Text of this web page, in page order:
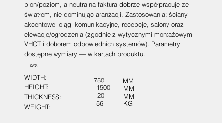
pion/poziom, a neutralna faktura dobrze współpracuje ze
światłem, nie dominując aranżacji. Zastosowania: ściany
akcentowe, ciągi komunikacyjne, recepcje, salony oraz
elewacje/ogrodzenia (zgodnie z wytycznymi montażowymi
VHCT i doborem odpowiednich systemów). Parametry i
dostępne wymiary — w kartach produktu.
DATA
WIDTH:
HEIGHT:
THICKNESS:
WEIGHT:
1500
750
20
56
MM
MM
MM
KG